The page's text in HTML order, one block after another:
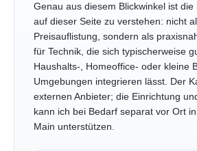
Genau aus diesem Blickwinkel ist die
auf dieser Seite zu verstehen: nicht
Preisauflistung, sondern als
für Technik, die sich typischerweise
Haushalts-, Homeoffice- oder kleine
Umgebungen integrieren lässt. Der
externen Anbieter; die Einrichtung
kann ich bei Bedarf separat vor Ort
Main unterstützen.